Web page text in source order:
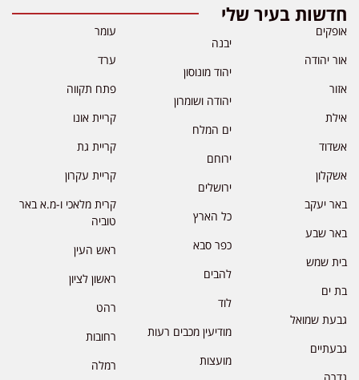
חדשות בעיר שלי
אופקים
אור יהודה
אזור
אילת
אשדוד
אשקלון
באר יעקב
באר שבע
בית שמש
בת ים
גבעת שמואל
גבעתיים
יבנה
יהוד מונוסון
יהודה ושומרון
ים המלח
ירוחם
ירושלים
כל הארץ
כפר סבא
להבים
לוד
מודיעין מכבים רעות
מועצות
עומר
ערד
פתח תקווה
קריית אונו
קריית גת
קריית עקרון
קרית מלאכי ו-מ.א באר
טוביה
ראש העין
ראשון לציון
רהט
רחובות
רמלה